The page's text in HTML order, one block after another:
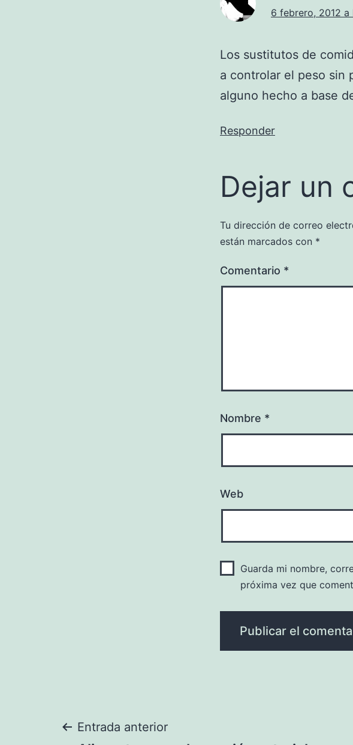
6 febrero, 2012 a
Los sustitutos de
a controlar el peso sin
alguno hecho a base
Responder
Dejar un
Tu dirección de correo
están marcados con *
Comentario *
Nombre *
Web
Guarda mi nombre,
próxima vez que
Navegación
Entrada anterior